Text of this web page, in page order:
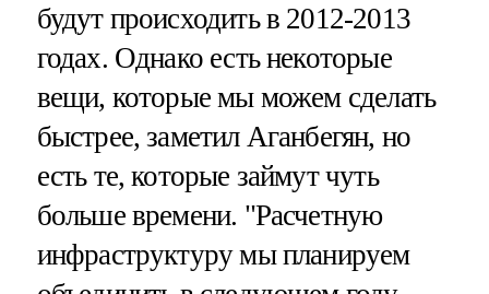
будут происходить в 2012-2013
годах. Однако есть некоторые
вещи, которые мы можем сделать
быстрее, заметил Аганбегян, но
есть те, которые займут чуть
больше времени. "Расчетную
инфраструктуру мы планируем